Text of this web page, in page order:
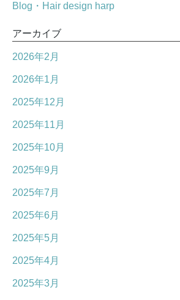
Blog・Hair design harp
アーカイブ
2026年2月
2026年1月
2025年12月
2025年11月
2025年10月
2025年9月
2025年7月
2025年6月
2025年5月
2025年4月
2025年3月